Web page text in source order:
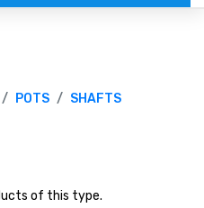
POTS SHAFTS
of this type.